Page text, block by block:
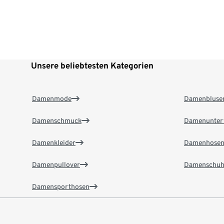
Unsere beliebtesten Kategorien
Damenmode
Damenschmuck
Damenkleider
Damenpullover
Damensporthosen
Damenhosen